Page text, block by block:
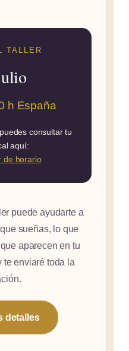
TALLER
h España
consultar tu
aquí:
de horario
puede ayudarte a
sueñas, lo que
aparecen en tu
te enviaré toda la
detalles